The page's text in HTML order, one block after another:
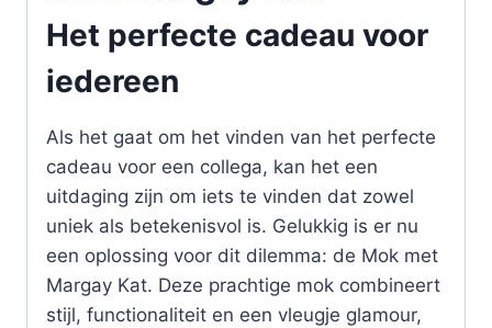
Het perfecte cadeau voor
iedereen
Als het gaat om het vinden van het perfecte
cadeau voor een collega, kan het een
uitdaging zijn om iets te vinden dat zowel
uniek als betekenisvol is. Gelukkig is er nu
een oplossing voor dit dilemma: de Mok met
Margay Kat. Deze prachtige mok combineert
stijl, functionaliteit en een vleugje glamour,